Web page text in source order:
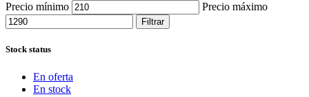
Precio mínimo Precio máximo
Filtrar
Stock status
En oferta
En stock